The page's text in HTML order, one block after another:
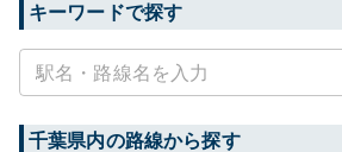
キーワードで探す
千葉県内の路線から探す